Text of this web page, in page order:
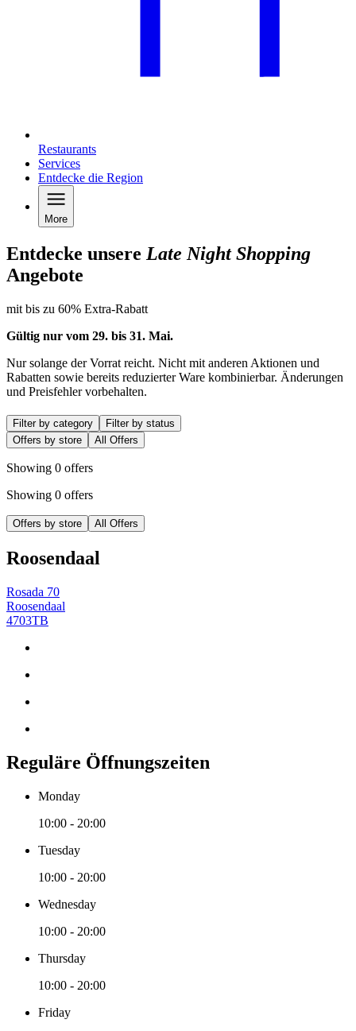
Restaurants
Services
Entdecke die Region
More
Entdecke unsere Late Night Shopping
Angebote
mit bis zu 60% Extra-Rabatt
Gültig nur vom 29. bis 31. Mai.
Nur solange der Vorrat reicht. Nicht mit anderen Aktionen und
Rabatten sowie bereits reduzierter Ware kombinierbar. Änderungen
und Preisfehler vorbehalten.
Filter by category
Filter by status
Offers by store
All Offers
Showing 0 offers
Showing 0 offers
Offers by store All Offers
Roosendaal
Rosada 70
Roosendaal
4703TB
Reguläre Öffnungszeiten
Monday
10:00 - 20:00
Tuesday
10:00 - 20:00
Wednesday
10:00 - 20:00
Thursday
10:00 - 20:00
Friday